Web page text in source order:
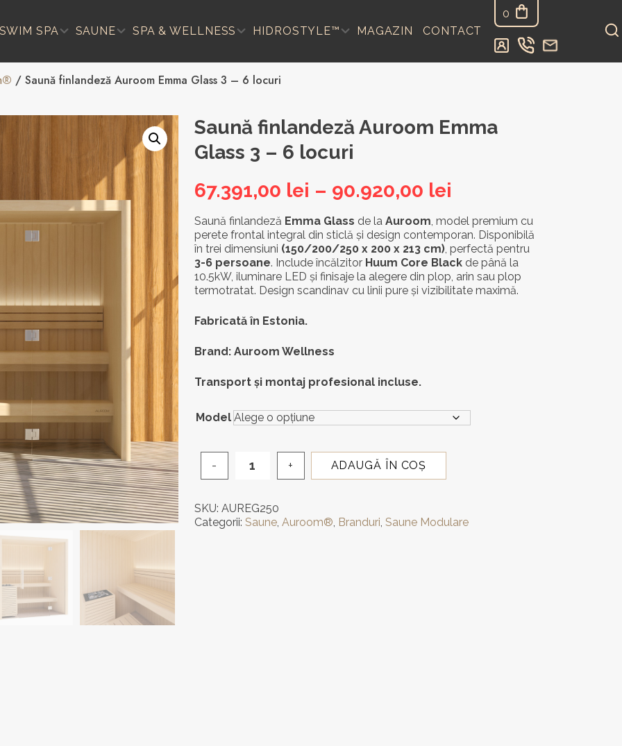
SWIM SPA SAUNE SPA & WELLNESS HIDROSTYLE™ MAGAZIN CONTACT
0
/ Saună finlandeză Auroom Emma Glass 3 – 6 locuri
Saună finlandeză Auroom Emma
Glass 3 – 6 locuri
67.391,00 lei – 90.920,00 lei
de
prețuri:
67.391,00 lei
până
Saună finlandeză Emma Glass de la Auroom , model premium cu
perete frontal integral din sticlă și design contemporan. Disponibilă
în trei dimensiuni (150/200/250 x 200 x 213 cm), perfectă pentru
3-6 persoane. Include încălzitor Huum Core Blackde până la
10.5kW, iluminare LED și finisaje la alegere din plop, arin sau plop
termotratat. Design scandinav cu linii pure și vizibilitate maximă.
Fabricată în Estonia.
Brand: Auroom Wellness
Transport și montaj profesional incluse.
Model
Auroom
Emma
ADAUGĂ ÎN COȘ
SKU: AUREG250
Categorii: Saune, Auroom® Branduri Saune Modulare